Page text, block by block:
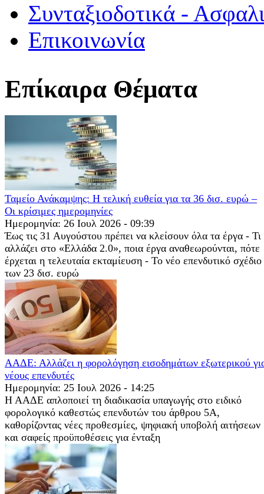
Συνταξιοδοτικά -
Επικοινωνία
Επίκαιρα Θέματα
Ταμείο Ανάκαμψης: Η τελική ευθεία για τα 36 δισ. ευρώ –
Οι κρίσιμες ημερομηνίες
Ημερομηνία: 26 Ιουλ 2026 - 09:39
Έως τις 31 Αυγούστου πρέπει να κλείσουν όλα τα έργα - Τι
αλλάζει στο «Ελλάδα 2.0», ποια έργα αναθεωρούνται, πότε
έρχεται η τελευταία εκταμίευση - Το νέο επενδυτικό σχέδιο
των 23 δισ. ευρώ
ΑΑΔΕ: Αλλάζει η φορολόγηση εισοδημάτων εξωτερικού
νέους επενδυτές
Ημερομηνία: 25 Ιουλ 2026 - 14:25
Η ΑΑΔΕ απλοποιεί τη διαδικασία υπαγωγής στο ειδικό
φορολογικό καθεστώς επενδυτών του άρθρου 5Α,
καθορίζοντας νέες προθεσμίες, ψηφιακή υποβολή αιτήσεων
και σαφείς προϋποθέσεις για ένταξη